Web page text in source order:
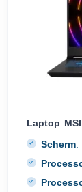
Laptop
Scherm: